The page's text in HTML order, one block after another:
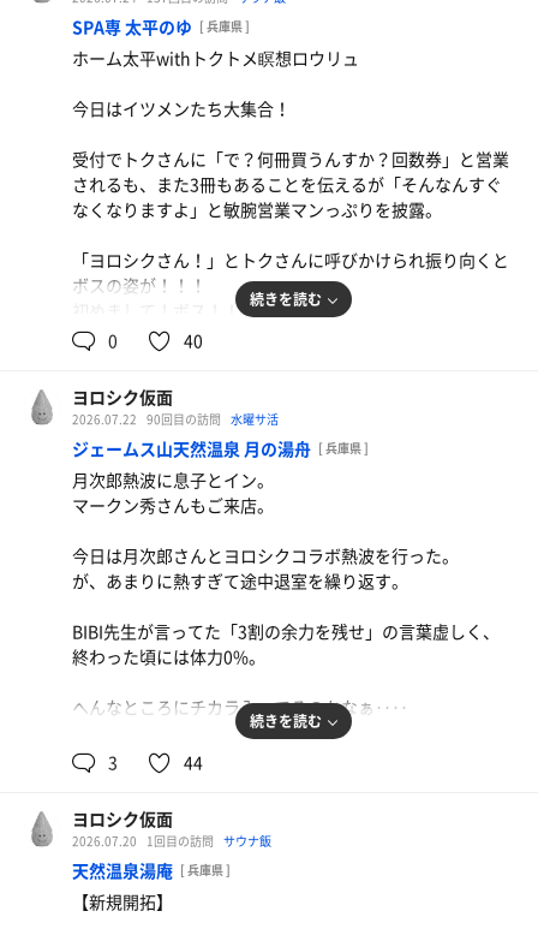
唐揚げ弁当
明日から仕事がんばろー
SPA専 太平のゆ [ 兵庫県 ]
ホーム太平withトクトメ瞑想ロウリュ
今日はイツメンたち大集合！
受付でトクさんに「で？何冊買うんすか？回数券」と営業
されるも、また3冊もあることを伝えるが「そんなんすぐ
なくなりますよ」と敏腕営業マンっぷりを披露。
「ヨロシクさん！」とトクさんに呼びかけられ振り向くと
ボスの姿が！！！
初めまして！ボス！！！
があったことなど言い訳はあったが素直に受け止めた。
ここでボスの心象を悪くしてはいけない。
次のアンバサダーに響くのだ。
「ヨロシクさん、どこ出身？なんか訛りがこことは違う」
との指摘があったが、これはよく言われるやつ。
軽くサウナで下茹でしてからのトクトメ瞑想ロウリュ。
やっぱ熱いぜトクトメロウリュ！
アホほど氷やら水やら入れまくって、熱いというより痛
い。
そんな中、ウチワで煽ぐトクトメ。
「あっつ！！あっつ！！」と本気の叫びをしながらの退
室。
続きを読む
0 40
ヨロシク仮面
2026.07.22 90回目の訪問 水曜サ活
ジェームス山天然温泉 月の湯舟 [ 兵庫県 ]
月次郎熱波に息子とイン。
マークン秀さんもご来店。
今日は月次郎さんとヨロシクコラボ熱波を行った。
が、あまりに熱すぎて途中退室を繰り返す。
BIBI先生が言ってた「3割の余力を残せ」の言葉虚しく、
終わった頃には体力0%。
へんなところにチカラ入ってるのかなぁ‥‥
さすがの月次郎さんも「ヨロさんお願い」と退室。
クールスイングサービスをしてから服を脱いで水風呂へ。
これだけでととのってしまった。
まさか熱波する側が水風呂入って休憩してととのうことに
続きを読む
3 44
ヨロシク仮面
2026.07.20 1回目の訪問 サウナ飯
天然温泉湯庵 [ 兵庫県 ]
【新規開拓】